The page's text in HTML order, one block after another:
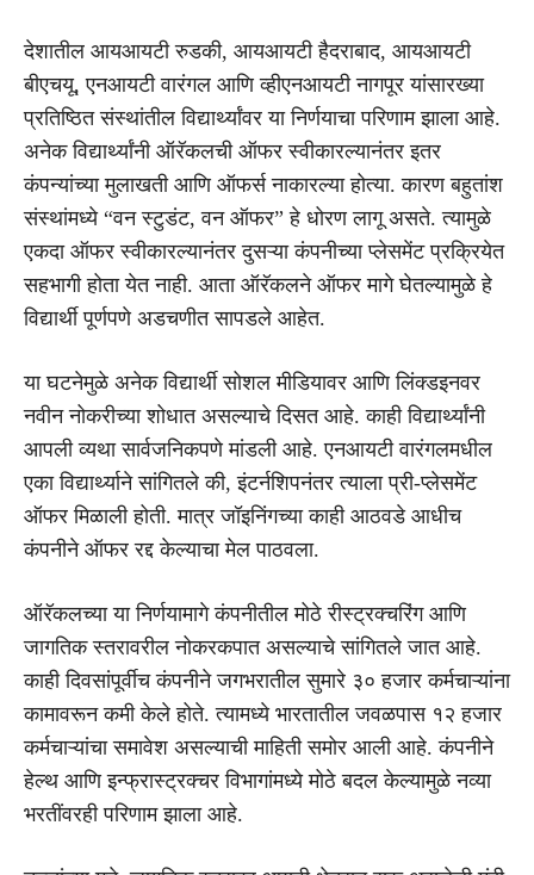
देशातील आयआयटी रुडकी, आयआयटी हैदराबाद, आयआयटी
बीएचयू, एनआयटी वारंगल आणि व्हीएनआयटी नागपूर यांसारख्या
प्रतिष्ठित संस्थांतील विद्यार्थ्यांवर या निर्णयाचा परिणाम झाला आहे.
अनेक विद्यार्थ्यांनी ऑरॅकलची ऑफर स्वीकारल्यानंतर इतर
कंपन्यांच्या मुलाखती आणि ऑफर्स नाकारल्या होत्या. कारण बहुतांश
संस्थांमध्ये “वन स्टुडंट, वन ऑफर” हे धोरण लागू असते. त्यामुळे
एकदा ऑफर स्वीकारल्यानंतर दुसऱ्या कंपनीच्या प्लेसमेंट प्रक्रियेत
सहभागी होता येत नाही. आता ऑरॅकलने ऑफर मागे घेतल्यामुळे हे
विद्यार्थी पूर्णपणे अडचणीत सापडले आहेत.
या घटनेमुळे अनेक विद्यार्थी सोशल मीडियावर आणि लिंक्डइनवर
नवीन नोकरीच्या शोधात असल्याचे दिसत आहे. काही विद्यार्थ्यांनी
आपली व्यथा सार्वजनिकपणे मांडली आहे. एनआयटी वारंगलमधील
एका विद्यार्थ्याने सांगितले की, इंटर्नशिपनंतर त्याला प्री-प्लेसमेंट
ऑफर मिळाली होती. मात्र जॉइनिंगच्या काही आठवडे आधीच
कंपनीने ऑफर रद्द केल्याचा मेल पाठवला.
ऑरॅकलच्या या निर्णयामागे कंपनीतील मोठे रीस्ट्रक्चरिंग आणि
जागतिक स्तरावरील नोकरकपात असल्याचे सांगितले जात आहे.
काही दिवसांपूर्वीच कंपनीने जगभरातील सुमारे ३० हजार कर्मचाऱ्यांना
कामावरून कमी केले होते. त्यामध्ये भारतातील जवळपास १२ हजार
कर्मचाऱ्यांचा समावेश असल्याची माहिती समोर आली आहे. कंपनीने
हेल्थ आणि इन्फ्रास्ट्रक्चर विभागांमध्ये मोठे बदल केल्यामुळे नव्या
भरतींवरही परिणाम झाला आहे.